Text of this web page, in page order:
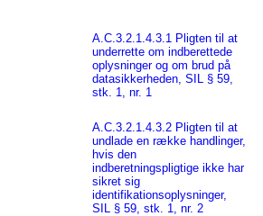
A.C.3.2.1.4.3.1 Pligten til at
underrette om indberettede
oplysninger og om brud på
datasikkerheden, SIL § 59,
stk. 1, nr. 1
A.C.3.2.1.4.3.2 Pligten til at
undlade en række handlinger,
hvis den
indberetningspligtige ikke har
sikret sig
identifikationsoplysninger,
SIL § 59, stk. 1, nr. 2